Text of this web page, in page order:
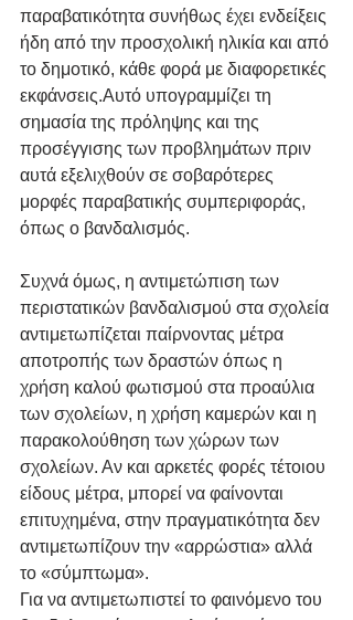
παραβατικότητα συνήθως έχει ενδείξεις
ήδη από την προσχολική ηλικία και από
το δημοτικό, κάθε φορά με διαφορετικές
εκφάνσεις.Αυτό υπογραμμίζει τη
σημασία της πρόληψης και της
προσέγγισης των προβλημάτων πριν
αυτά εξελιχθούν σε σοβαρότερες
μορφές παραβατικής συμπεριφοράς,
όπως ο βανδαλισμός.
Συχνά όμως, η αντιμετώπιση των
περιστατικών βανδαλισμού στα σχολεία
αντιμετωπίζεται παίρνοντας μέτρα
αποτροπής των δραστών όπως η
χρήση καλού φωτισμού στα προαύλια
των σχολείων, η χρήση καμερών και η
παρακολούθηση των χώρων των
σχολείων. Αν και αρκετές φορές τέτοιου
είδους μέτρα, μπορεί να φαίνονται
επιτυχημένα, στην πραγματικότητα δεν
αντιμετωπίζουν την «αρρώστια» αλλά
το «σύμπτωμα».
Για να αντιμετωπιστεί το φαινόμενο του